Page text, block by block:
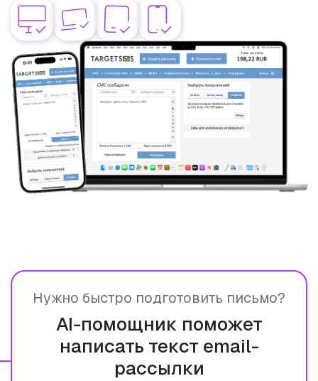
Нужно быстро подготовить письмо?
AI-помощник поможет
написать текст email-
рассылки